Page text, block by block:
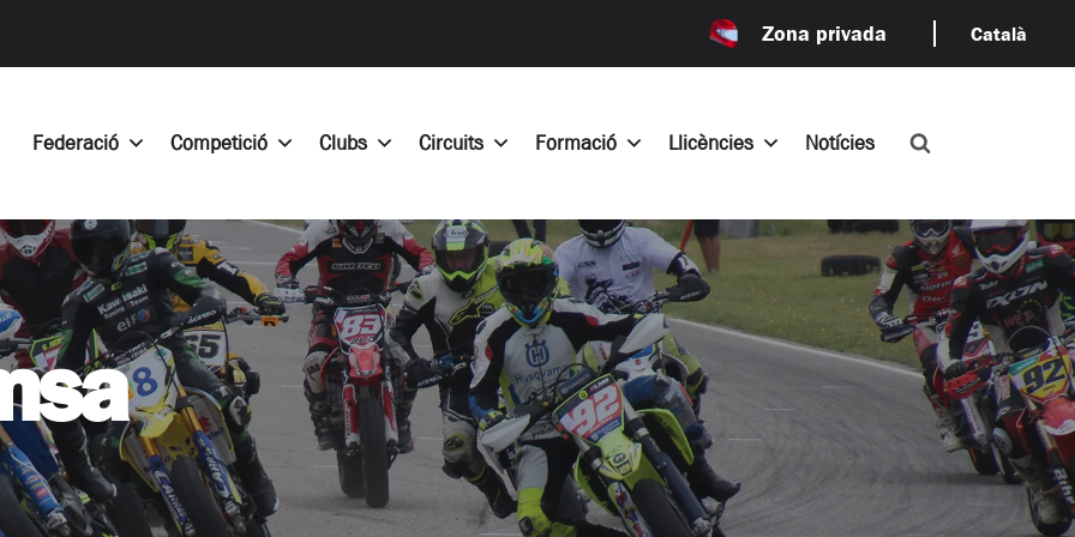
Zona privada Català
Federació Competició Clubs Circuits Formació Llicències Notícies